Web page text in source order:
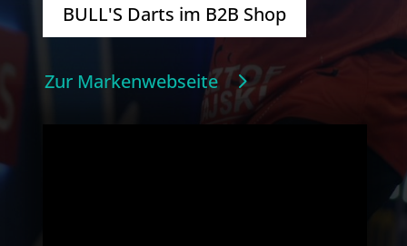
BULL'S Darts im B2B Shop
Zur Markenwebseite